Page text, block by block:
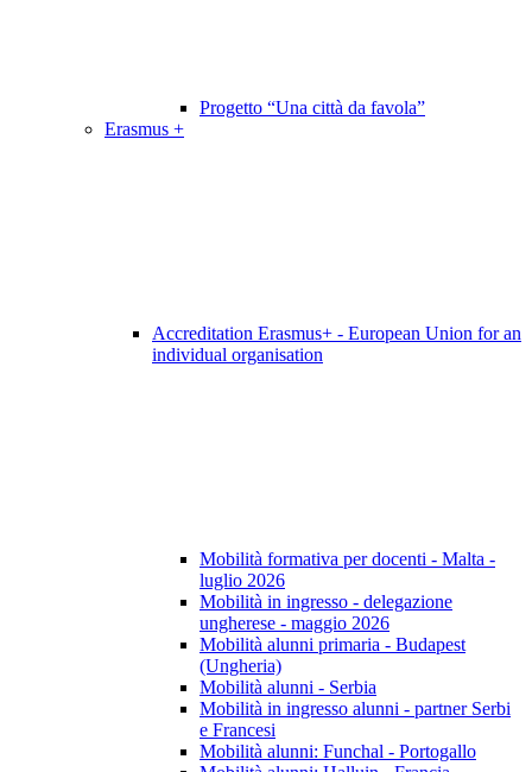
Progetto “Una città da favola”
Erasmus +
Accreditation Erasmus+ - European Union for an
individual organisation
Mobilità formativa per docenti - Malta -
luglio 2026
Mobilità in ingresso - delegazione
ungherese - maggio 2026
Mobilità alunni primaria - Budapest
(Ungheria)
Mobilità alunni - Serbia
Mobilità in ingresso alunni - partner Serbi
e Francesi
Mobilità alunni: Funchal - Portogallo